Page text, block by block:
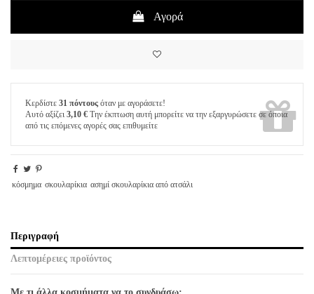
Αγορά
Κερδίστε 31 πόντους όταν με αγοράσετε!
Αυτό αξίζει 3,10 € Την έκπτωση αυτή μπορείτε να την εξαργυρώσετε σε όποια
από τις επόμενες αγορές σας επιθυμείτε
κόσμημα σκουλαρίκια ασημί σκουλαρίκια από ατσάλι
Περιγραφή
Λεπτομέρειες προϊόντος